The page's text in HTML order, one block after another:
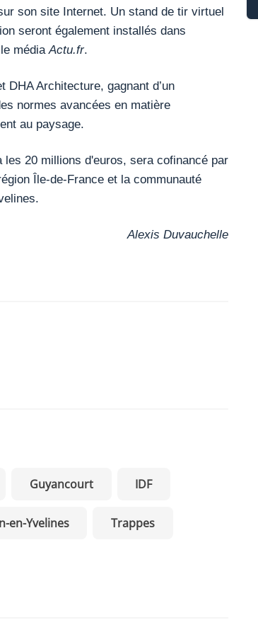
son site Internet. Un stand de tir virtuel
seront également installés dans
média Actu.fr.
Architecture, gagnant d’un
normes avancées en matière
au paysage.
20 millions d'euros, sera cofinancé par
Île-de-France et la communauté
Alexis Duvauchelle
Guyancourt IDF
en-Yvelines Trappes